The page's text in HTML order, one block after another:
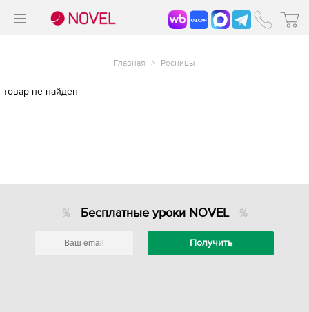
Главная > Ресницы
товар не найден
Бесплатные уроки NOVEL